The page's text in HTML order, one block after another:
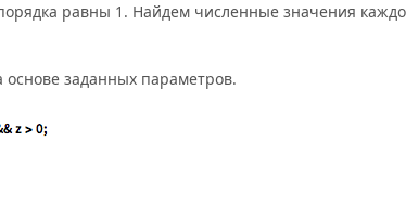
равны 1. Найдем численные значения
заданных параметров.